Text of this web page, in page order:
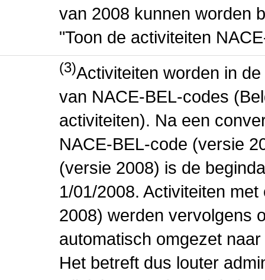
van 2008 kunnen worden
"Toon de activiteiten
(3)Activiteiten worden in
van NACE-BEL-codes
activiteiten). Na een
NACE-BEL-code (versie
(versie 2008) is de
1/01/2008. Activiteiten
2008) werden vervolgens
automatisch omgezet
Het betreft dus louter